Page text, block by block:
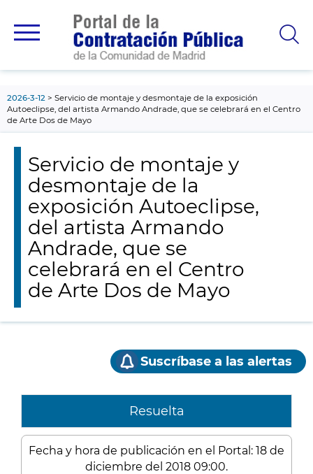
principal
2026-3-12
Servicio de montaje y desmontaje de la exposición
Autoeclipse, del artista Armando Andrade, que se celebrará en el Centro
de Arte Dos de Mayo
Servicio de montaje y
desmontaje de la
exposición Autoeclipse,
del artista Armando
Andrade, que se
celebrará en el Centro
de Arte Dos de Mayo
Suscríbase a las alertas
Resuelta
Fecha y hora de publicación en el Portal: 18 de
diciembre del 2018 09:00.